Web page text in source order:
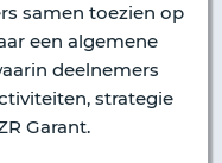
samen toezien op
een algemene
deelnemers
strategie
Garant.